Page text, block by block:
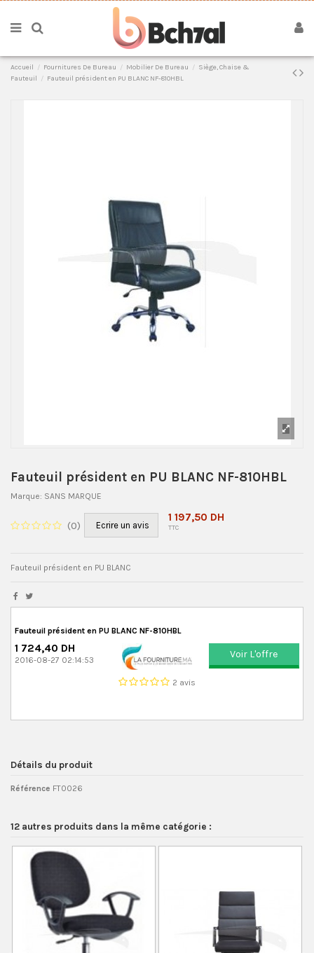
Accueil Fournitures De Bureau Mobilier De Bureau
Siège, Chaise &
Fauteuil
Fauteuil président en PU BLANC NF-810HBL
Fauteuil président en PU BLANC NF-810HBL
Marque: SANS MARQUE
(0) Ecrire un avis
1 197,50 DH
TTC
Fauteuil président en PU BLANC
Fauteuil président en PU BLANC NF-810HBL
1 724,40 DH
2016-08-27 02:14:53
2 avis
Voir L'offre
Détails du produit
Référence FT0026
12 autres produits dans la même catégorie :